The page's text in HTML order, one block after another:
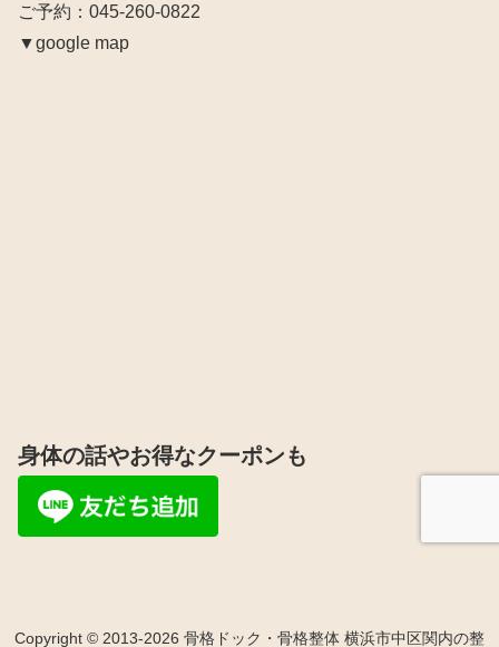
ご予約：045-260-0822
▼google map
身体の話やお得なクーポンも
Copyright © 2013-2026 骨格ドック・骨格整体 横浜市中区関内の整